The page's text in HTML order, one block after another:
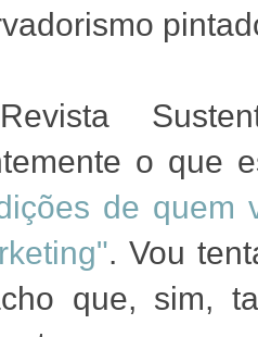
o que
de quem
. Vou
que, sim,